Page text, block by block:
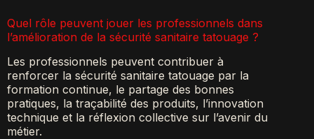
Quel rôle peuvent jouer les professionnels dans
l’amélioration de la sécurité sanitaire tatouage ?
Les professionnels peuvent contribuer à
renforcer la sécurité sanitaire tatouage par la
formation continue, le partage des bonnes
pratiques, la traçabilité des produits, l’innovation
technique et la réflexion collective sur l’avenir du
métier.